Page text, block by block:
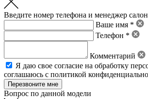
Введите номер телефона и менеджер
Ваше имя *
Телефон *
Комментарий
Я даю свое согласие на обработку
соглашаюсь с политикой
Вопрос по данной модели